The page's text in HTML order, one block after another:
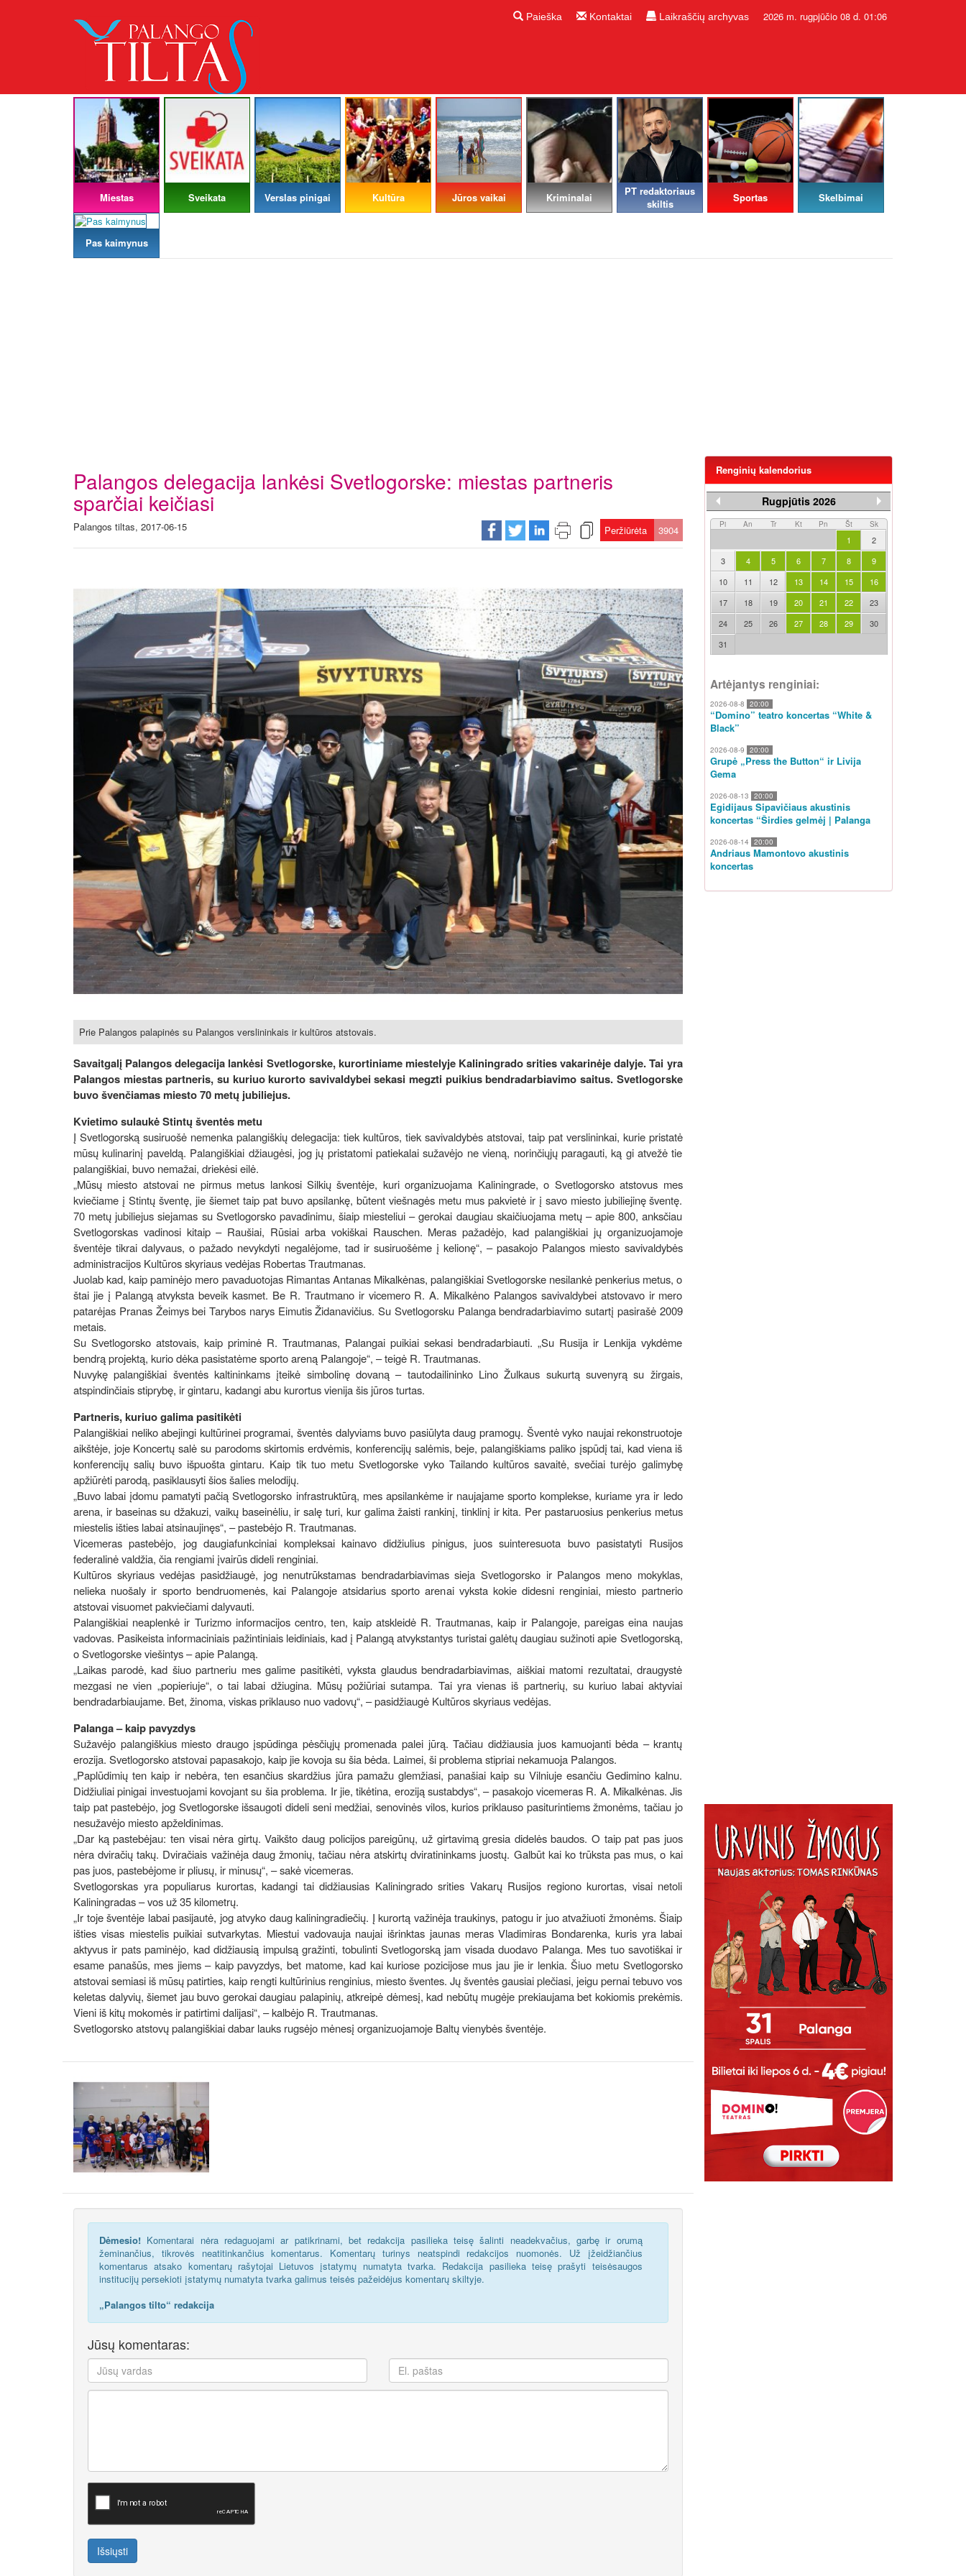
Paieška Kontaktai Laikraščių archyvas 2026 m. rugpjūčio 08 d. 01:06
Miestas Sveikata Verslas pinigai Kultūra Jūros vaikai Kriminalai
PT redaktoriaus
skiltis
Sportas Skelbimai
Pas kaimynus
Palangos delegacija lankėsi Svetlogorske: miestas partneris
sparčiai keičiasi
Palangos tiltas, 2017-06-15 Peržiūrėta 3904
Prie Palangos palapinės su Palangos verslininkais ir kultūros atstovais.
Savaitgalį Palangos delegacija lankėsi Svetlogorske, kurortiniame miestelyje Kaliningrado srities vakarinėje dalyje. Tai yra
Palangos miestas partneris, su kuriuo kurorto savivaldybei sekasi megzti puikius bendradarbiavimo saitus. Svetlogorske
buvo švenčiamas miesto 70 metų jubiliejus.
Kvietimo sulaukė Stintų šventės metu
Į Svetlogorską susiruošė nemenka palangiškių delegacija: tiek kultūros, tiek savivaldybės atstovai, taip pat verslininkai, kurie pristatė
mūsų kulinarinį paveldą. Palangiškiai džiaugėsi, jog jų pristatomi patiekalai sužavėjo ne vieną, norinčiųjų paragauti, ką gi atvežė tie
palangiškiai, buvo nemažai, driekėsi eilė.
„Mūsų miesto atstovai ne pirmus metus lankosi Silkių šventėje, kuri organizuojama Kaliningrade, o Svetlogorsko atstovus mes
kviečiame į Stintų šventę, jie šiemet taip pat buvo apsilankę, būtent viešnagės metu mus pakvietė ir į savo miesto jubiliejinę šventę.
70 metų jubiliejus siejamas su Svetlogorsko pavadinimu, šiaip miesteliui – gerokai daugiau skaičiuojama metų – apie 800, anksčiau
Svetlogorskas vadinosi kitaip – Raušiai, Rūsiai arba vokiškai Rauschen. Meras pažadėjo, kad palangiškiai jų organizuojamoje
šventėje tikrai dalyvaus, o pažado nevykdyti negalėjome, tad ir susiruošėme į kelionę“, – pasakojo Palangos miesto savivaldybės
administracijos Kultūros skyriaus vedėjas Robertas Trautmanas.
Juolab kad, kaip paminėjo mero pavaduotojas Rimantas Antanas Mikalkėnas, palangiškiai Svetlogorske nesilankė penkerius metus, o
štai jie į Palangą atvyksta beveik kasmet. Be R. Trautmano ir vicemero R. A. Mikalkėno Palangos savivaldybei atstovavo ir mero
patarėjas Pranas Žeimys bei Tarybos narys Eimutis Židanavičius. Su Svetlogorsku Palanga bendradarbiavimo sutartį pasirašė 2009
metais.
Su Svetlogorsko atstovais, kaip priminė R. Trautmanas, Palangai puikiai sekasi bendradarbiauti. „Su Rusija ir Lenkija vykdėme
bendrą projektą, kurio dėka pasistatėme sporto areną Palangoje“, – teigė R. Trautmanas.
Nuvykę palangiškiai šventės kaltininkams įteikė simbolinę dovaną – tautodailininko Lino Žulkaus sukurtą suvenyrą su žirgais,
atspindinčiais stiprybę, ir gintaru, kadangi abu kurortus vienija šis jūros turtas.
Partneris, kuriuo galima pasitikėti
Palangiškiai neliko abejingi kultūrinei programai, šventės dalyviams buvo pasiūlyta daug pramogų. Šventė vyko naujai rekonstruotoje
aikštėje, joje Koncertų salė su parodoms skirtomis erdvėmis, konferencijų salėmis, beje, palangiškiams paliko įspūdį tai, kad viena iš
konferencijų salių buvo išpuošta gintaru. Kaip tik tuo metu Svetlogorske vyko Tailando kultūros savaitė, svečiai turėjo galimybę
apžiūrėti parodą, pasiklausyti šios šalies melodijų.
„Buvo labai įdomu pamatyti pačią Svetlogorsko infrastruktūrą, mes apsilankėme ir naujajame sporto komplekse, kuriame yra ir ledo
arena, ir baseinas su džakuzi, vaikų baseinėliu, ir salę turi, kur galima žaisti rankinį, tinklinį ir kita. Per pastaruosius penkerius metus
miestelis išties labai atsinaujinęs“, – pastebėjo R. Trautmanas.
Vicemeras pastebėjo, jog daugiafunkciniai kompleksai kainavo didžiulius pinigus, juos suinteresuota buvo pasistatyti Rusijos
federalinė valdžia, čia rengiami įvairūs dideli renginiai.
Kultūros skyriaus vedėjas pasidžiaugė, jog nenutrūkstamas bendradarbiavimas sieja Svetlogorsko ir Palangos meno mokyklas,
nelieka nuošaly ir sporto bendruomenės, kai Palangoje atsidarius sporto arenai vyksta kokie didesni renginiai, miesto partnerio
atstovai visuomet pakviečiami dalyvauti.
Palangiškiai neaplenkė ir Turizmo informacijos centro, ten, kaip atskleidė R. Trautmanas, kaip ir Palangoje, pareigas eina naujas
vadovas. Pasikeista informaciniais pažintiniais leidiniais, kad į Palangą atvykstantys turistai galėtų daugiau sužinoti apie Svetlogorską,
o Svetlogorske viešintys – apie Palangą.
„Laikas parodė, kad šiuo partneriu mes galime pasitikėti, vyksta glaudus bendradarbiavimas, aiškiai matomi rezultatai, draugystė
mezgasi ne vien „popieriuje“, o tai labai džiugina. Mūsų požiūriai sutampa. Tai yra vienas iš partnerių, su kuriuo labai aktyviai
bendradarbiaujame. Bet, žinoma, viskas priklauso nuo vadovų“, – pasidžiaugė Kultūros skyriaus vedėjas.
Palanga – kaip pavyzdys
Sužavėjo palangiškius miesto draugo įspūdinga pėsčiųjų promenada palei jūrą. Tačiau didžiausia juos kamuojanti bėda – krantų
erozija. Svetlogorsko atstovai papasakojo, kaip jie kovoja su šia bėda. Laimei, ši problema stipriai nekamuoja Palangos.
„Paplūdimių ten kaip ir nebėra, ten esančius skardžius jūra pamažu glemžiasi, panašiai kaip su Vilniuje esančiu Gedimino kalnu.
Didžiuliai pinigai investuojami kovojant su šia problema. Ir jie, tikėtina, eroziją sustabdys“, – pasakojo vicemeras R. A. Mikalkėnas. Jis
taip pat pastebėjo, jog Svetlogorske išsaugoti dideli seni medžiai, senovinės vilos, kurios priklauso pasiturintiems žmonėms, tačiau jo
nesužavėjo miesto apželdinimas.
„Dar ką pastebėjau: ten visai nėra girtų. Vaikšto daug policijos pareigūnų, už girtavimą gresia didelės baudos. O taip pat pas juos
nėra dviračių takų. Dviračiais važinėja daug žmonių, tačiau nėra atskirtų dviratininkams juostų. Galbūt kai ko trūksta pas mus, o kai
pas juos, pastebėjome ir pliusų, ir minusų“, – sakė vicemeras.
Svetlogorskas yra populiarus kurortas, kadangi tai didžiausias Kaliningrado srities Vakarų Rusijos regiono kurortas, visai netoli
Kaliningradas – vos už 35 kilometrų.
„Ir toje šventėje labai pasijautė, jog atvyko daug kaliningradiečių. Į kurortą važinėja traukinys, patogu ir juo atvažiuoti žmonėms. Šiaip
išties visas miestelis puikiai sutvarkytas. Miestui vadovauja naujai išrinktas jaunas meras Vladimiras Bondarenka, kuris yra labai
aktyvus ir pats paminėjo, kad didžiausią impulsą gražinti, tobulinti Svetlogorską jam visada duodavo Palanga. Mes tuo savotiškai ir
esame panašūs, mes jiems – kaip pavyzdys, bet matome, kad kai kuriose pozicijose mus jau jie ir lenkia. Šiuo metu Svetlogorsko
atstovai semiasi iš mūsų patirties, kaip rengti kultūrinius renginius, miesto šventes. Jų šventės gausiai plečiasi, jeigu pernai tebuvo vos
keletas dalyvių, šiemet jau buvo gerokai daugiau palapinių, atkreipė dėmesį, kad nebūtų mugėje prekiaujama bet kokiomis prekėmis.
Vieni iš kitų mokomės ir patirtimi dalijasi“, – kalbėjo R. Trautmanas.
Svetlogorsko atstovų palangiškiai dabar lauks rugsėjo mėnesį organizuojamoje Baltų vienybės šventėje.
Dėmesio! Komentarai nėra redaguojami ar patikrinami, bet redakcija pasilieka teisę šalinti neadekvačius, garbę ir orumą
žeminančius, tikrovės neatitinkančius komentarus. Komentarų turinys neatspindi redakcijos nuomonės. Už įžeidžiančius
komentarus atsako komentarų rašytojai Lietuvos įstatymų numatyta tvarka. Redakcija pasilieka teisę prašyti teisėsaugos
institucijų persekioti įstatymų numatyta tvarka galimus teisės pažeidėjus komentarų skiltyje.
„Palangos tilto“ redakcija
Jūsų komentaras:
Išsiųsti
Renginių kalendorius
Rugpjūtis 2026
Pi An Tr Kt Pn Št Sk
1
2
3
4 5 6 7 8
9
10
11 12 13 14 15
16
17
18 19 20 21 22
23
24
25 26 27 28 29
30
31
Artėjantys renginiai:
2026-08-8 20:00
“Domino” teatro koncertas “White &
Black”
2026-08-9 20:00
Grupė „Press the Button“ ir Livija
Gema
2026-08-13 20:00
Egidijaus Sipavičiaus akustinis
koncertas “Širdies gelmėj | Palanga
2026-08-14 20:00
Andriaus Mamontovo akustinis
koncertas